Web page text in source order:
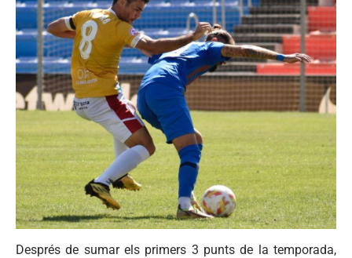
Després de sumar els primers 3 punts de la temporada,